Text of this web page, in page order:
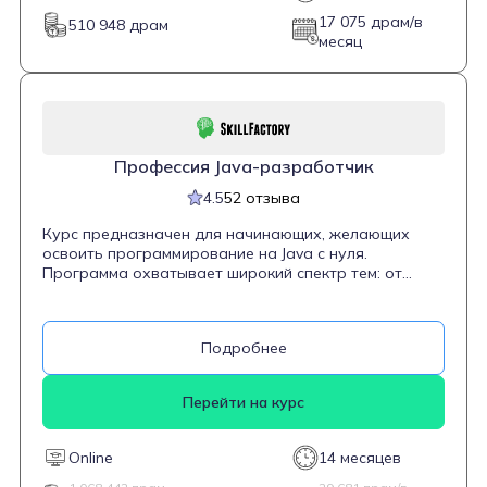
510 948 драм
17 075 драм/в
месяц
Профессия Java-разработчик
4.552 отзыва
Курс предназначен для начинающих, желающих
освоить программирование на Java с нуля.
Программа охватывает широкий спектр тем: от
фреймворком Spring и основами DevOps. Студенты
научатся создавать десктопные и веб-приложения,
разрабатывать серверную логику и настраивать
14 месяцев, что позволяет глубоко погрузиться в
материал и закрепить навыки на практике.
Подробнее
Перейти на курс
Online 14 месяцев